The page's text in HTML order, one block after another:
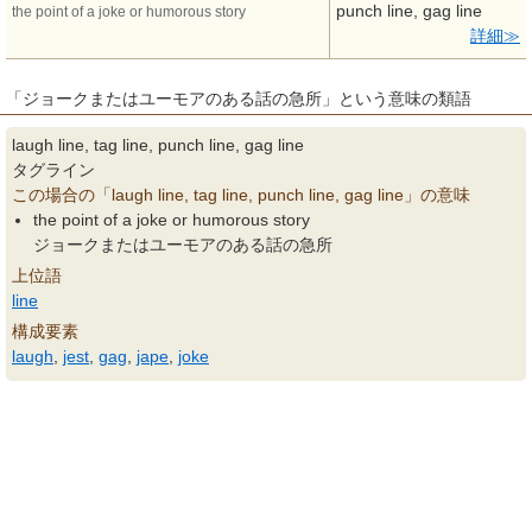
the point of a joke or humorous story
punch line, gag line
詳細
「ジョークまたはユーモアのある話の急所」という意味の類語
laugh line, tag line, punch line, gag line
タグライン
この場合の「laugh line, tag line, punch line, gag line」の意味
the point of a joke or humorous story
ジョークまたはユーモアのある話の急所
上位語
line
構成要素
laugh
jest gag jape joke